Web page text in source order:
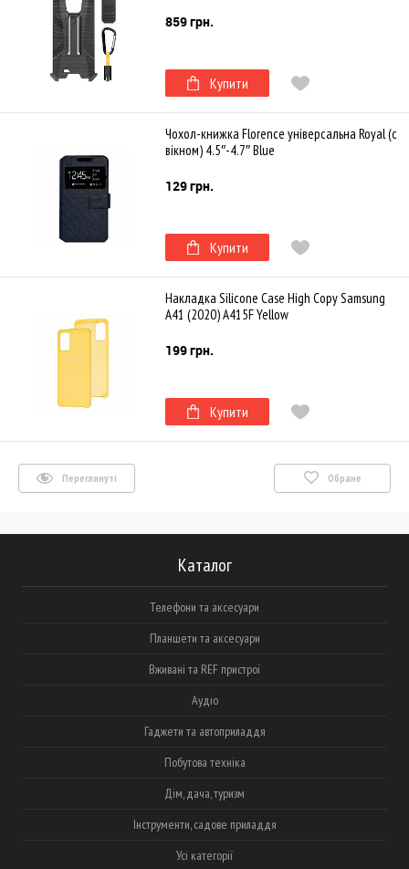
859 грн.
Купити
Чохол-книжка Florence універсальна Royal (с
вікном) 4.5″-4.7″ Blue
129 грн.
Купити
Накладка Silicone Case High Copy Samsung
A41 (2020) A415F Yellow
199 грн.
Купити
Переглянуті Обране
Каталог
Телефони та аксесуари
Планшети та аксесуари
Вживані та REF пристрої
Аудіо
Гаджети та автоприладдя
Побутова техніка
Дім, дача, туризм
Інструменти, садове приладдя
Усі категорії